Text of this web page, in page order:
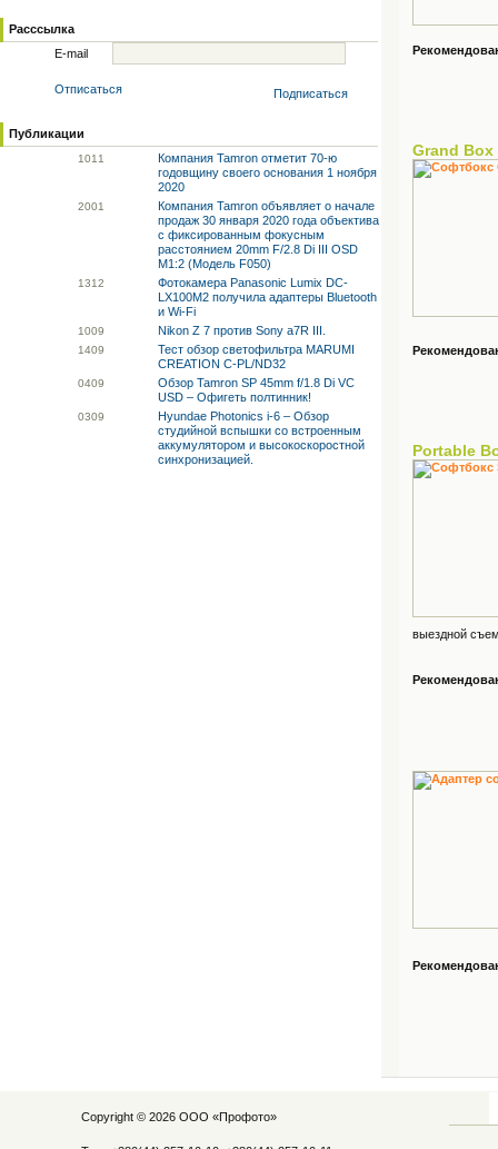
Расссылка
E-mail
Отписаться Подписаться
Публикации
1011
Компания Tamron отметит 70-ю
годовщину своего основания 1 ноября
2020
2001
Компания Tamron объявляет о начале
продаж 30 января 2020 года объектива
с фиксированным фокусным
расстоянием 20mm F/2.8 Di III OSD
M1:2 (Модель F050)
1312
Фотокамера Panasonic Lumix DC-
LX100M2 получила адаптеры Bluetooth
и Wi-Fi
1009 Nikon Z 7 против Sony a7R III.
1409
Тест обзор светофильтра MARUMI
CREATION C-PL/ND32
0409
Обзор Tamron SP 45mm f/1.8 Di VC
USD – Офигеть полтинник!
0309
Hyundae Photonics i-6 – Обзор
студийной вспышки со встроенным
аккумулятором и высокоскоростной
синхронизацией.
Grand
Portable
выездной
Copyright © 2026 ООО «Профото»